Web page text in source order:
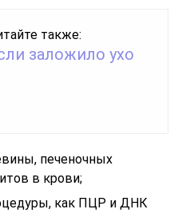
также:
заложило ухо
печеночных
в крови;
как ПЦР и ДНК